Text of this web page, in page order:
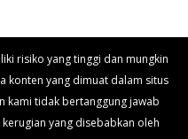
risiko yang tinggi dan mungkin
konten yang dimuat dalam situs
kami tidak bertanggung jawab
yang disebabkan oleh